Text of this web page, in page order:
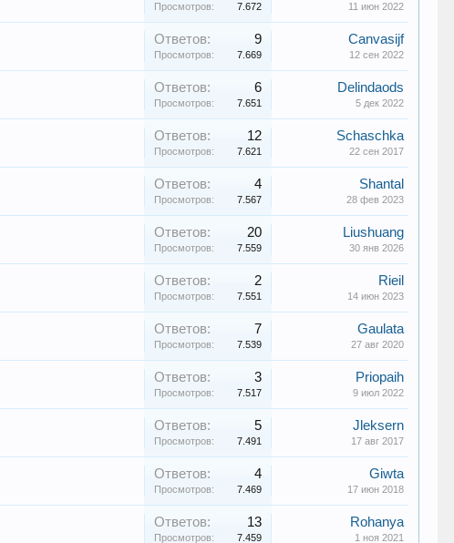
Просмотров: 7.672 11 июн 2022
Ответов: 9
Просмотров: 7.669
Canvasijf
12 сен 2022
Ответов: 6
Просмотров: 7.651
Delindaods
5 дек 2022
Ответов: 12
Просмотров: 7.621
Schaschka
22 сен 2017
Ответов: 4
Просмотров: 7.567
Shantal
28 фев 2023
Ответов: 20
Просмотров: 7.559
Liushuang
30 янв 2026
Ответов: 2
Просмотров: 7.551
Rieil
14 июн 2023
Ответов: 7
Просмотров: 7.539
Gaulata
27 авг 2020
Ответов: 3
Просмотров: 7.517
Priopaih
9 июл 2022
Ответов: 5
Просмотров: 7.491
Jleksern
17 авг 2017
Ответов: 4
Просмотров: 7.469
Giwta
17 июн 2018
Ответов: 13
Просмотров: 7.459
Rohanya
1 ноя 2021